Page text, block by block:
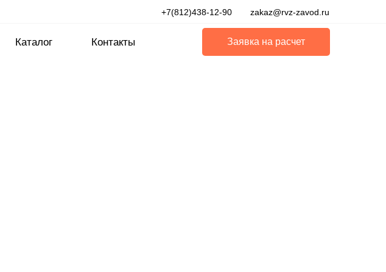
Каталог Контакты
+7(812)438-12-90 zakaz@rvz-zavod.ru
Заявка на расчет